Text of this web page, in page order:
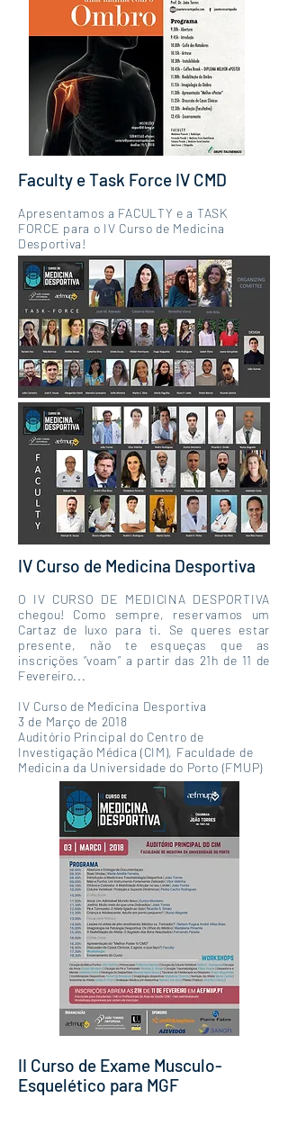
Faculty e Task Force IV CMD
Apresentamos a FACULTY e a TASK
FORCE para o IV Curso de Medicina
Desportiva!
IV Curso de Medicina Desportiva
O IV CURSO DE MEDICINA DESPORTIVA
chegou! Como sempre, reservamos um
Cartaz de luxo para ti. Se queres estar
presente, não te esqueças que as
inscrições “voam” a partir das 21h de 11 de
Fevereiro...
IV Curso de Medicina Desportiva
3 de Março de 2018
Auditório Principal do Centro de
Investigação Médica (CIM), Faculdade de
Medicina da Universidade do Porto (FMUP)
II Curso de Exame Musculo-
Esquelético para MGF